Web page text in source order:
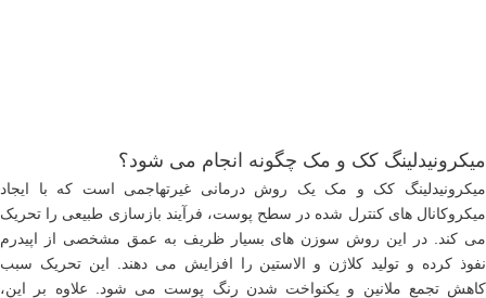
میکرونیدلینگ کک و مک چگونه انجام می شود؟
میکرونیدلینگ کک و مک یک روش درمانی غیرتهاجمی است که با ایجاد
میکروکانال های کنترل شده در سطح پوست، فرآیند بازسازی طبیعی را تحریک
می کند. در این روش سوزن های بسیار ظریف به عمق مشخصی از اپیدرم
نفوذ کرده و تولید کلاژن و الاستین را افزایش می دهند. این تحریک سبب
کاهش تجمع ملانین و یکنواخت شدن رنگ پوست می شود. علاوه بر این،